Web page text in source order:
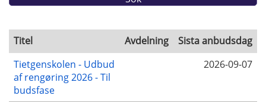
Titel Avdelning
Sista anbudsdag
Tietgenskolen - Udbud
af rengøring 2026 - Til
budsfase
2026-09-07